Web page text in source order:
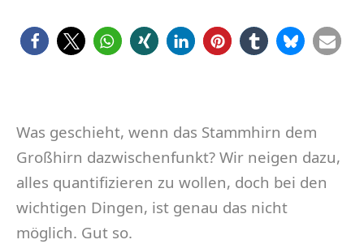
Was geschieht, wenn das Stammhirn dem
Großhirn dazwischenfunkt? Wir neigen dazu,
alles quantifizieren zu wollen, doch bei den
wichtigen Dingen, ist genau das nicht
möglich. Gut so.